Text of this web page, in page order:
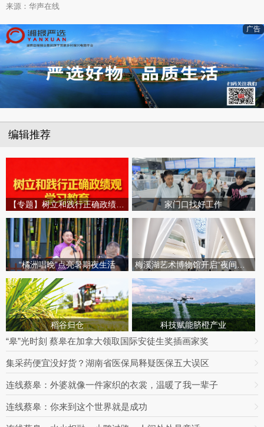
来源：华声在线
广告
编辑推荐
家门口找好工作
“橘洲唱晚”点亮暑期夜生活 梅溪湖艺术博物馆开启“夜间模式”
稻谷归仓 科技赋能脐橙产业
“皋”光时刻 蔡皋在加拿大领取国际安徒生奖插画家奖
集采药便宜没好货？湖南省医保局释疑医保五大误区
连线蔡皋：外婆就像一件家织的衣裳，温暖了我一辈子
连线蔡皋：你来到这个世界就是成功